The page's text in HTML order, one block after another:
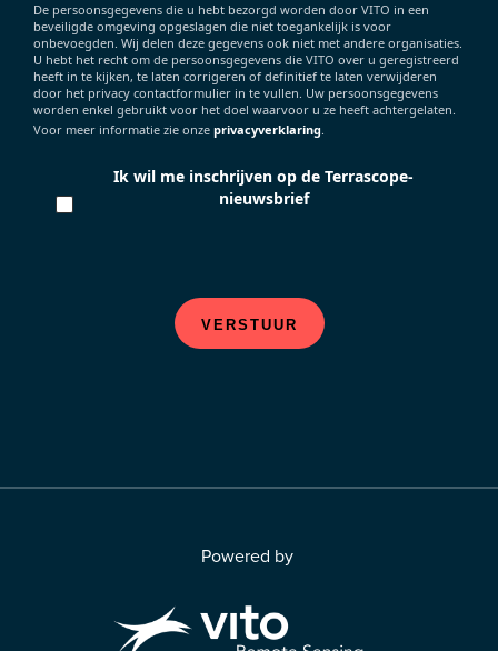
De persoonsgegevens die u hebt bezorgd worden door VITO in een
beveiligde omgeving opgeslagen die niet toegankelijk is voor
onbevoegden. Wij delen deze gegevens ook niet met andere organisaties.
U hebt het recht om de persoonsgegevens die VITO over u geregistreerd
heeft in te kijken, te laten corrigeren of definitief te laten verwijderen
door het privacy contactformulier in te vullen. Uw persoonsgegevens
worden enkel gebruikt voor het doel waarvoor u ze heeft achtergelaten.
Voor meer informatie zie onze privacyverklaring.
Ik wil me inschrijven op de Terrascope-
nieuwsbrief
VERSTUUR
Powered by